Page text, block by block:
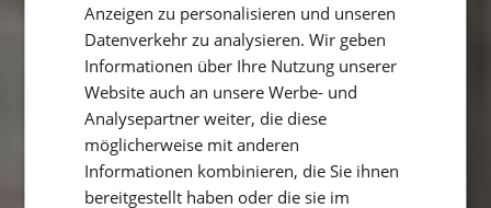
CATALAN
GERMAN
Anzeigen zu personalisieren und unseren
Datenverkehr zu analysieren. Wir geben
Informationen über Ihre Nutzung unserer
Website auch an unsere Werbe- und
Analysepartner weiter, die diese
möglicherweise mit anderen
Informationen kombinieren, die Sie ihnen
bereitgestellt haben oder die sie im